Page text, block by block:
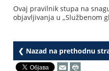
Ovaj pravilnik stupa na
objavljivanja u „Službenom
❮ Nazad na prethodnu